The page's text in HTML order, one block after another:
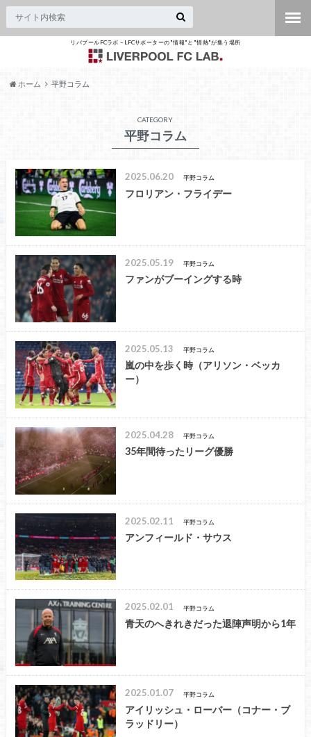
リバプールFCラボ – LFCサポーターの"情報"と"情熱"が集う場所
ホーム 平野コラム
CATEGORY
平野コラム
2025.06.20 平野コラム
フロリアン・フライデー
2025.05.19 平野コラム
ファンがブーイングする時
2025.05.13 平野コラム
嵐の中を歩く時（アリソン・ベッカ
ー）
2025.04.28 平野コラム
35年間待ったリーグ優勝
2025.02.11 平野コラム
アンフィールド・サウス
2025.02.01 平野コラム
青天のへきれきだった退陣声明から1年
2025.01.07 平野コラム
アイリッシュ・ローバー（コナー・ブ
ラッドリー）